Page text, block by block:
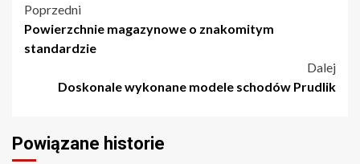
Nawigacja
wpisu
Poprzedni
Powierzchnie magazynowe o znakomitym
standardzie
Dalej
Doskonale wykonane modele schodów Prudlik
Powiązane historie